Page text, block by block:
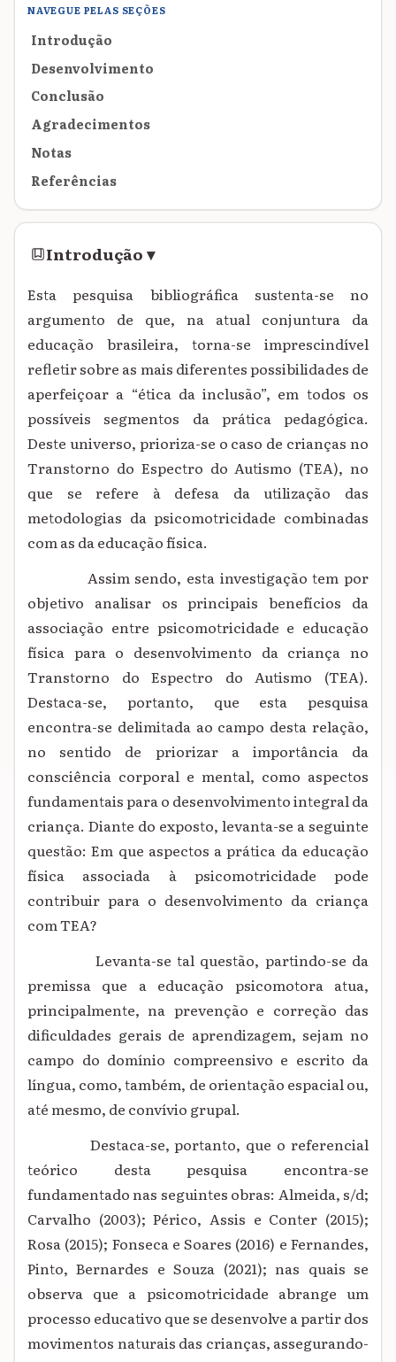
NAVEGUE PELAS SEÇÕES
Introdução
Desenvolvimento
Conclusão
Agradecimentos
Notas
Referências
Introdução▾
Esta pesquisa bibliográfica sustenta-se no
argumento de que, na atual conjuntura da
educação brasileira, torna-se imprescindível
refletir sobre as mais diferentes possibilidades de
aperfeiçoar a “ética da inclusão”, em todos os
possíveis segmentos da prática pedagógica.
Deste universo, prioriza-se o caso de crianças no
Transtorno do Espectro do Autismo (TEA), no
que se refere à defesa da utilização das
metodologias da psicomotricidade combinadas
com as da educação física.
Assim sendo, esta investigação tem por
objetivo analisar os principais benefícios da
associação entre psicomotricidade e educação
física para o desenvolvimento da criança no
Transtorno do Espectro do Autismo (TEA).
Destaca-se, portanto, que esta pesquisa
encontra-se delimitada ao campo desta relação,
no sentido de priorizar a importância da
consciência corporal e mental, como aspectos
fundamentais para o desenvolvimento integral da
criança. Diante do exposto, levanta-se a seguinte
questão: Em que aspectos a prática da educação
física associada à psicomotricidade pode
contribuir para o desenvolvimento da criança
com TEA?
Levanta-se tal questão, partindo-se da
premissa que a educação psicomotora atua,
principalmente, na prevenção e correção das
dificuldades gerais de aprendizagem, sejam no
campo do domínio compreensivo e escrito da
língua, como, também, de orientação espacial ou,
até mesmo, de convívio grupal.
Destaca-se, portanto, que o referencial
teórico
desta pesquisa encontra-se
fundamentado nas seguintes obras: Almeida, s/d;
Carvalho (2003); Périco, Assis e Conter (2015);
Rosa (2015); Fonseca e Soares (2016) e Fernandes,
Pinto, Bernardes e Souza (2021); nas quais se
observa que a psicomotricidade abrange um
processo educativo que se desenvolve a partir dos
movimentos naturais das crianças, assegurando-